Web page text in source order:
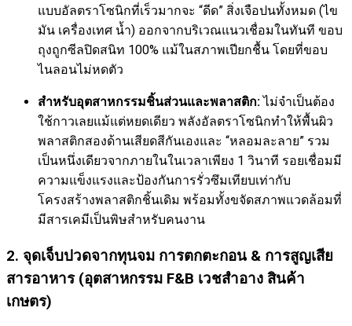
แบบอัลตราโซนิกที่เร็วมากจะ “ดีด” สิ่งเจือปนทั้งหมด (ไข
มัน เครื่องเทศ น้ำ) ออกจากบริเวณแนวเชื่อมในทันที ขอบ
ถุงถูกซีลปิดสนิท 100% แม้ในสภาพเปียกชื้น โดยที่ขอบ
ไนลอนไม่หดตัว
สำหรับอุตสาหกรรมชิ้นส่วนและพลาสติก:ไม่จำเป็นต้อง
ใช้กาวเลยแม้แต่หยดเดียว พลังอัลตราโซนิกทำให้พื้นผิว
พลาสติกสองด้านเสียดสีกันเองและ “หลอมละลาย” รวม
เป็นหนึ่งเดียวจากภายในในเวลาเพียง 1 วินาที รอยเชื่อมมี
ความแข็งแรงและป้องกันการรั่วซึมเทียบเท่ากับ
โครงสร้างพลาสติกชิ้นเดิม พร้อมทั้งขจัดสภาพแวดล้อมที่
มีสารเคมีเป็นพิษสำหรับคนงาน
2. จุดเจ็บปวดจากทุนจม การตกตะกอน & การสูญเสีย
สารอาหาร (อุตสาหกรรม F&B เวชสำอาง สินค้า
เกษตร)